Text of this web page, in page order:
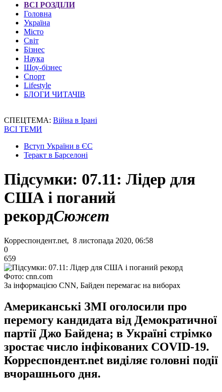
ВСІ РОЗДІЛИ
Головна
Україна
Місто
Світ
Бізнес
Наука
Шоу-бізнес
Спорт
Lifestyle
БЛОГИ ЧИТАЧІВ
СПЕЦТЕМА: Війна в Ірані
ВСІ ТЕМИ
Вступ України в ЄС
Теракт в Барселоні
Підсумки: 07.11: Лідер для
США і поганий
рекордСюжет
Корреспондент.net, 8 листопада 2020, 06:58
0
659
Фото: cnn.com
За інформацією CNN, Байден перемагає на виборах
Американські ЗМІ оголосили про
перемогу кандидата від Демократичної
партії Джо Байдена; в Україні стрімко
зростає число інфікованих COVID-19.
Корреспондент.net виділяє головні події
вчорашнього дня.